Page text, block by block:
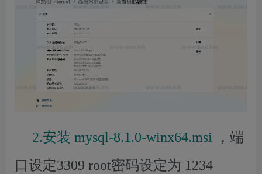
2.安装 mysql-8.1.0-winx64.msi
，端
口设定3309 root密码设定为 1234